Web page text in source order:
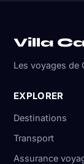
Villa
Les voyages de
EXPLORER
Destinations
Transport
Assurance